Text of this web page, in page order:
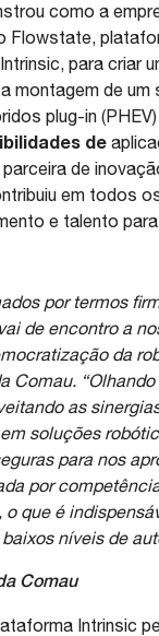
como a
Flowstate,
para criar
montagem de um
plug-in (PHEV)
de
de
em todos
e talento
por termos
de encontro a
da
Comau.
as
soluções
para nos
por
que é
níveis de
Comau
Intrinsic